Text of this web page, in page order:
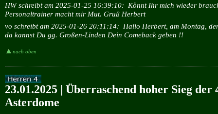
HW schreibt am 2025-01-25 16:39:10: Könnt Ihr mich wieder
Personaltrainer macht mir Mut. Gruß Herbert
vo schreibt am 2025-01-26 20:11:14: Hallo Herbert, am Montag,
da kannst Du gg. Großen-Linden Dein Comeback geben !!
nach oben
23.01.2025 | Überraschend hoher Sieg der
Asterdome